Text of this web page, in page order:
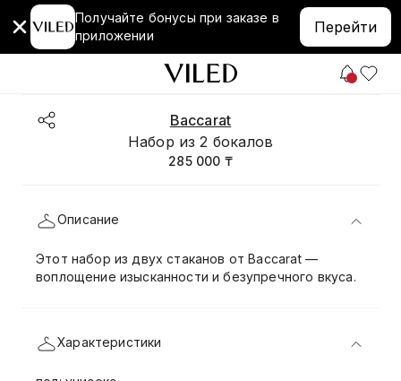
Получайте бонусы при заказе в
приложении
Перейти
Baccarat
Набор из 2 бокалов
285 000 ₸
Описание
Этот набор из двух стаканов от Baccarat —
воплощение изысканности и безупречного вкуса.
Характеристики